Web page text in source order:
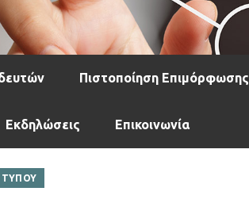
Πιστοποίηση Επιμόρφωσης
Εκδηλώσεις Επικοινωνία
ΤΥΠΟΥ